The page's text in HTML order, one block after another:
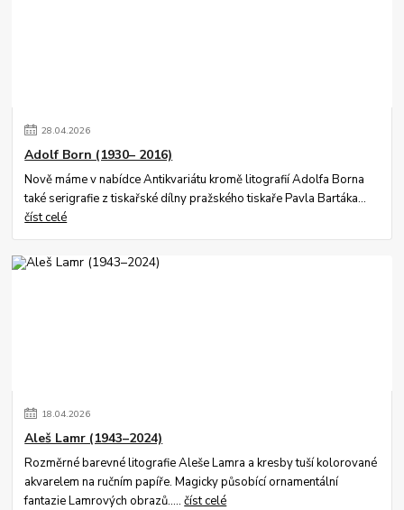
28.04.2026
Adolf Born (1930– 2016)
Nově máme v nabídce Antikvariátu kromě litografií Adolfa Borna
také serigrafie z tiskařské dílny pražského tiskaře Pavla Bartáka...
číst celé
18.04.2026
Aleš Lamr (1943–2024)
Rozměrné barevné litografie Aleše Lamra a kresby tuší kolorované
akvarelem na ručním papíře. Magicky působící ornamentální
fantazie Lamrových obrazů.....číst celé